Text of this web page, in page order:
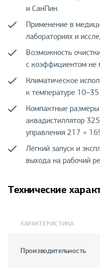
и СанПин.
Применение в
лабораториях и
Возможность
с коэффициентом не
Климатическое
к температуре
Компактные размеры
аквадистиллятор
управления 217 ×
Лёгкий запуск и
выхода на рабочий
Технические
ХАРАКТЕРИСТИКА
Производительность